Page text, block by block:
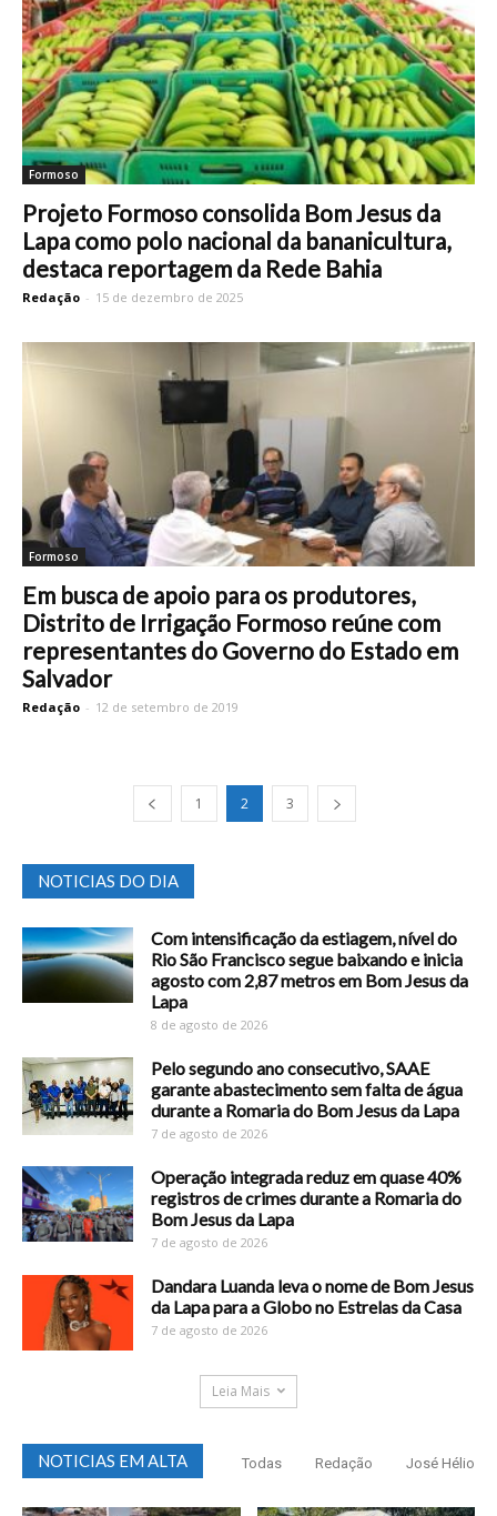
Formoso
Projeto Formoso consolida Bom Jesus da
Lapa como polo nacional da bananicultura,
destaca reportagem da Rede Bahia
Redação - 15 de dezembro de 2025
Formoso
Em busca de apoio para os produtores,
Distrito de Irrigação Formoso reúne com
representantes do Governo do Estado em
Salvador
Redação - 12 de setembro de 2019
1 2 3
NOTICIAS DO DIA
Com intensificação da estiagem, nível do
Rio São Francisco segue baixando e inicia
agosto com 2,87 metros em Bom Jesus da
Lapa
8 de agosto de 2026
Pelo segundo ano consecutivo, SAAE
garante abastecimento sem falta de água
durante a Romaria do Bom Jesus da Lapa
7 de agosto de 2026
Operação integrada reduz em quase 40%
registros de crimes durante a Romaria do
Bom Jesus da Lapa
7 de agosto de 2026
Dandara Luanda leva o nome de Bom Jesus
da Lapa para a Globo no Estrelas da Casa
7 de agosto de 2026
Leia Mais
NOTICIAS EM ALTA Todas Redação José Hélio